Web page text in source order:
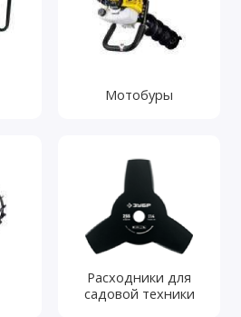
Мотобуры
Расходники для
садовой техники